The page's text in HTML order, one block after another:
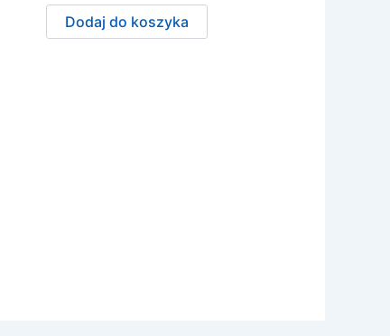
Dodaj do koszyka